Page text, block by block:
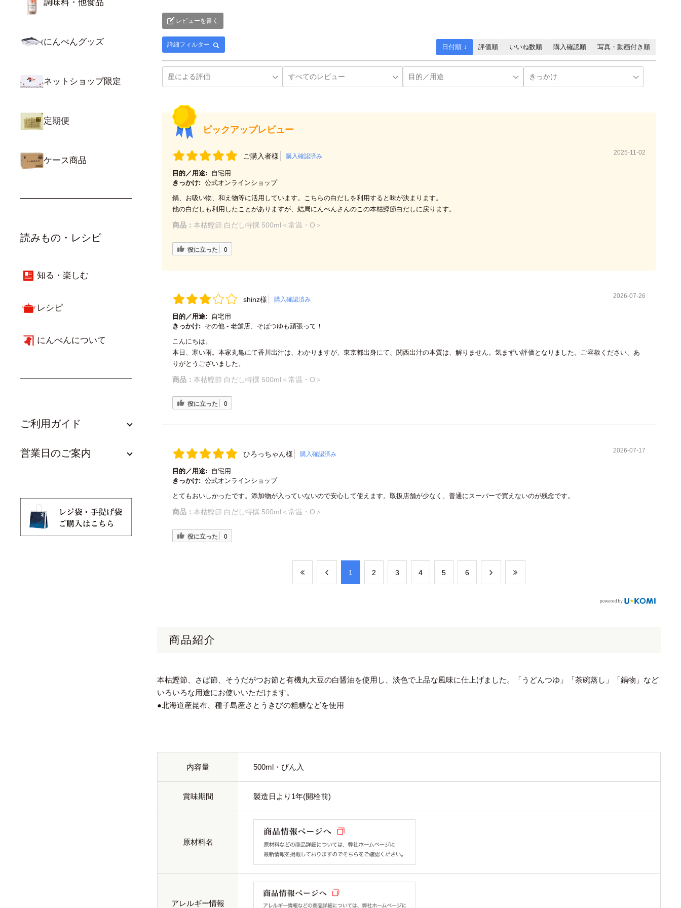
調味料・他食品
にんべんグッズ
ネットショップ限定
定期便
ケース商品
読みもの・レシピ
知る・楽しむ
レシピ
にんべんについて
ご利用ガイド
営業日のご案内
レビューを書く
詳細フィルター 日付順 ↓ 評価順 いいね数順 購入確認順 写真・動画付き順
ピックアップレビュー
ご購入者様 購入確認済み 2025-11-02
目的／用途:
自宅用
きっかけ: 公式オンラインショップ
鍋、お吸い物、和え物等に活用しています。こちらの白だしを利用すると味が決まります。
他の白だしも利用したことがありますが、結局にんべんさんのこの本枯鰹節白だしに戻ります。
商品： 本枯鰹節 白だし特撰 500ml＜常温・O＞
役に立った 0
shinz様 購入確認済み 2026-07-26
目的／用途:
自宅用
きっかけ:
その他 - 老舗店、そばつゆも頑張って！
こんにちは。
本日、寒い雨。本家丸亀にて香川出汁は、わかりますが、東京都出身にて、関西出汁の本質は、解りません。気まずい評価となりました。ご容赦ください、あ
りがとうございました。
商品： 本枯鰹節 白だし特撰 500ml＜常温・O＞
役に立った 0
ひろっちゃん様 購入確認済み 2026-07-17
目的／用途:
自宅用
きっかけ: 公式オンラインショップ
とてもおいしかったです。添加物が入っていないので安心して使えます。取扱店舗が少なく、普通にスーパーで買えないのが残念です。
商品： 本枯鰹節 白だし特撰 500ml＜常温・O＞
役に立った 0
​1 ​2 ​3 ​4 ​5 ​6
商品紹介
本枯鰹節、さば節、そうだがつお節と有機丸大豆の白醤油を使用し、淡色で上品な風味に仕上げました。「うどんつゆ」「茶碗蒸し」「鍋物」など
いろいろな用途にお使いいただけます。
●北海道産昆布、種子島産さとうきびの粗糖などを使用
内容量 500ml・びん入
賞味期間 製造日より1年(開栓前)
原材料名
アレルギー情報